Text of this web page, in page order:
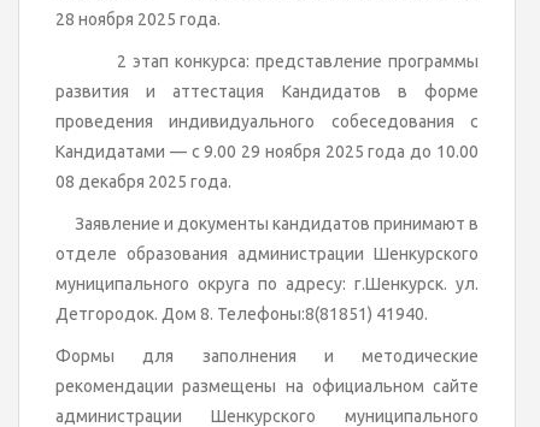
28 ноября 2025 года.
2 этап конкурса: представление программы
развития и аттестация Кандидатов в форме
проведения индивидуального собеседования с
Кандидатами — с 9.00 29 ноября 2025 года до 10.00
08 декабря 2025 года.
Заявление и документы кандидатов принимают в
отделе образования администрации Шенкурского
муниципального округа по адресу: г.Шенкурск. ул.
Детгородок. Дом 8. Телефоны:8(81851) 41940.
Формы для заполнения и методические
рекомендации размещены на официальном сайте
администрации Шенкурского муниципального